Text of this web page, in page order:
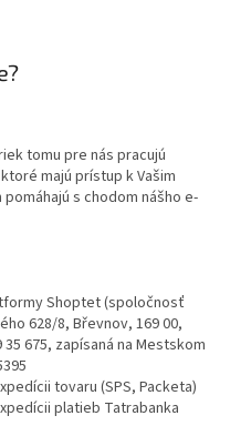
tomu pre nás pracujú
majú prístup k Vašim
s chodom nášho e-
Shoptet (spoločnosť
628/8, Břevnov, 169 00,
675, zapísaná na Mestskom
tovaru (SPS, Packeta)
platieb Tatrabanka